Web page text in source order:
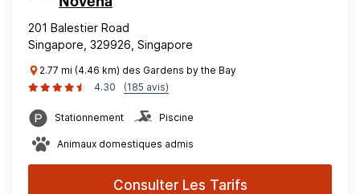
201 Balestier Road
Singapore, 329926, Singapore
2.77 mi (4.46 km) des Gardens by the Bay
4.30
(185 avis)
Stationnement Piscine
Animaux domestiques admis
Consulter Les Tarifs